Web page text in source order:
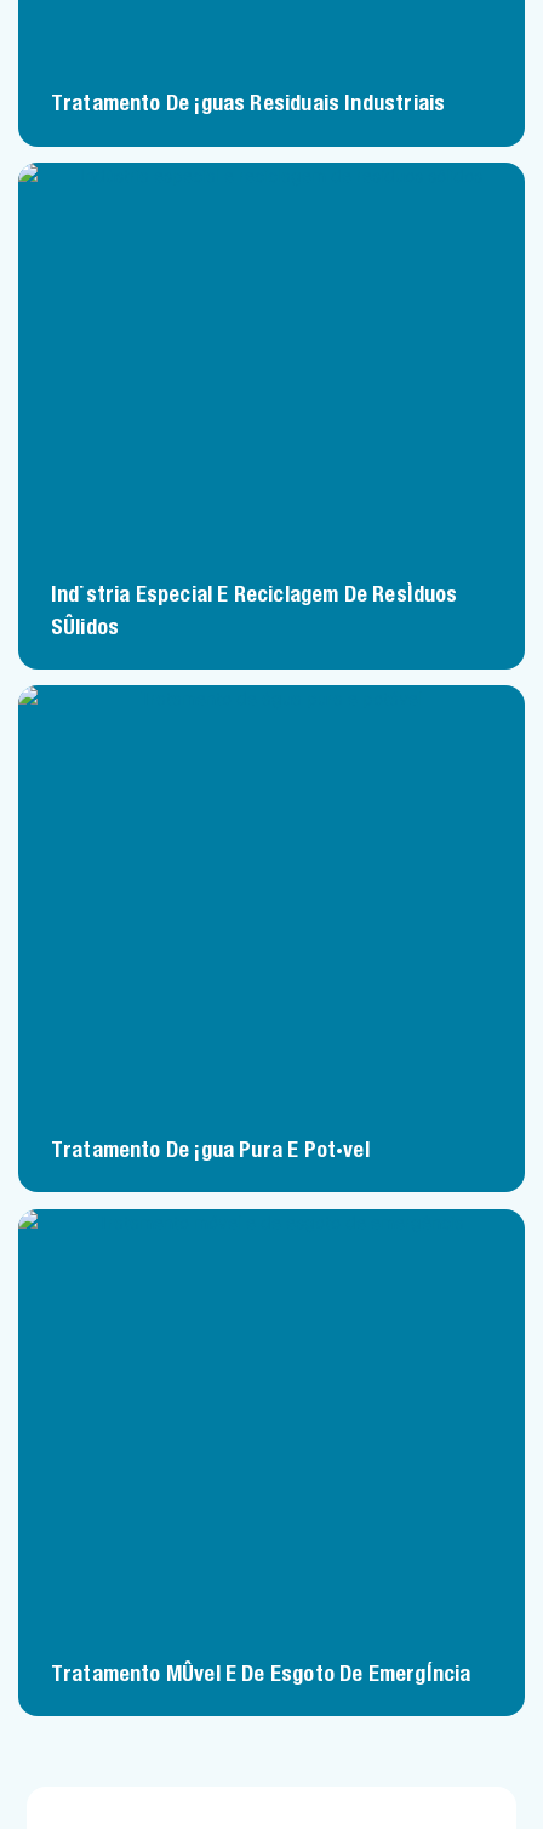
Tratamento De Águas Residuais Industriais
Indústria Especial E Reciclagem De Resíduos
Sólidos
Tratamento De Água Pura E Potável
Tratamento Móvel E De Esgoto De Emergência